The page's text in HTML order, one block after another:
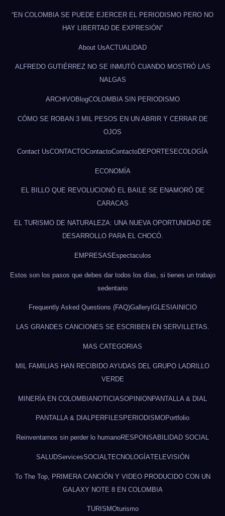
“EN COLOMBIA SE PUEDE EJERCER EL PERIODISMO PERO NO
HAY LIBERTAD DE EXPRESIÓN”
About UsACTUALIDAD
ALFREDO GUTIÉRREZ NO SE INMUTÓ CUANDO MOSTRÓ LAS
NALGAS
ARCHIVOBlogCOLOMBIA SIN PERIODISMO
CÓMO SE ROBAN 3 MIL PESOS EN UN ABRIR Y CERRAR DE
OJOS
Contact UsCONTACTOContactoContactoDEPORTES ECOLOGÍA
ECONOMÍA
EL BILLO QUE REVOLUCIONÓ EL BAILE SE ENAMORÓ DE
CARACAS
EL TURISMO DE NATURALEZA: UNA NUEVA OPORTUNIDAD DE
DESARROLLO PARA EL CHOCÓ.
EMPRESAS Espectaculos
Estos son los pasos que debes dar todos los días, si tienes un trabajo
sedentario
Frequently Asked Questions (FAQ)GalleryIGLESIAINICIO
LAS GRANDES CANCIONES SE ESCRIBEN EN SERVILLETAS.
MAS CATEGORIAS
MIL FAMILIAS HAN RECIBIDO AYUDAS DEL GRUPO LADRILLO
VERDE
MINERÍA EN COLOMBIANOTICIASOPINIONPANTALLA & DIAL
PANTALLA & DIALPERFILES PERIODISMOPortfolio
Reinventarnos sin perder lo humanoRESPONSABILIDAD SOCIAL
SALUDServicesSOCIAL TECNOLOGÍATELEVISIÓN
To The Top, PRIMERA CANCIÓN Y VIDEO PRODUCIDO CON UN
GALAXY NOTE 8 EN COLOMBIA
TURISMOturismo